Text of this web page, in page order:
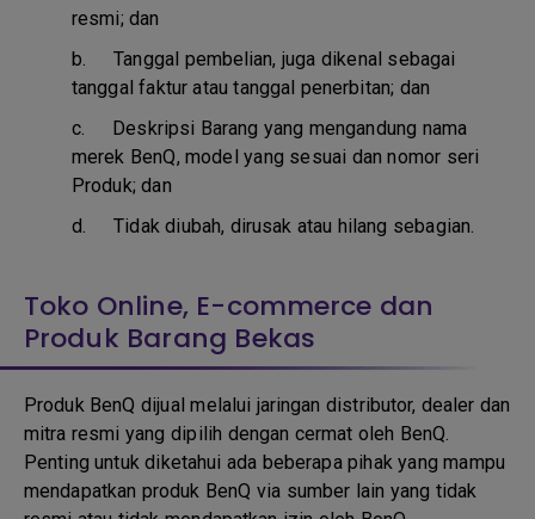
resmi; dan
b. Tanggal pembelian, juga dikenal sebagai
tanggal faktur atau tanggal penerbitan; dan
c. Deskripsi Barang yang mengandung nama
merek BenQ, model yang sesuai dan nomor seri
Produk; dan
d.Tidak diubah, dirusak atau hilang sebagian.
Toko Online, E-commerce dan
Produk Barang Bekas
Produk BenQ dijual melalui jaringan distributor, dealer dan
mitra resmi yang dipilih dengan cermat oleh BenQ.
Penting untuk diketahui ada beberapa pihak yang mampu
mendapatkan produk BenQ via sumber lain yang tidak